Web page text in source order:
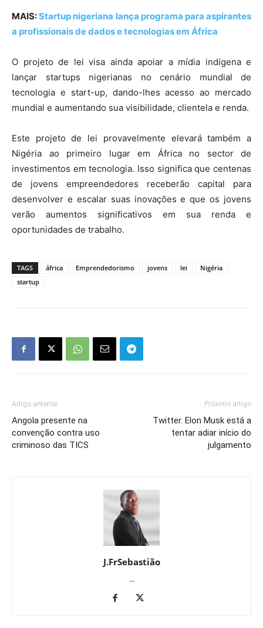
MAIS:Startup nigeriana lança programa para aspirantes
a profissionais de dados e tecnologias em África
O projeto de lei visa ainda apoiar a mídia indígena e
lançar startups nigerianas no cenário mundial de
tecnologia e start-up, dando-lhes acesso ao mercado
mundial e aumentando sua visibilidade, clientela e renda.
Este projeto de lei provavelmente elevará também a
Nigéria ao primeiro lugar em África no sector de
investimentos em tecnologia. Isso significa que centenas
de jovens empreendedores receberão capital para
desenvolver e escalar suas inovações e que os jovens
verão aumentos significativos em sua renda e
oportunidades de trabalho.
TAGS áfrica Emprendedorismo jovens lei
Nigéria
startup
Artigo anterior
Angola presente na
convenção contra uso
criminoso das TICS
Próximo artigo
Twitter. Elon Musk está a
tentar adiar início do
julgamento
J.FrSebastião
...